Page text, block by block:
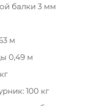
балки 3 мм
м
0,49 м
100 кг